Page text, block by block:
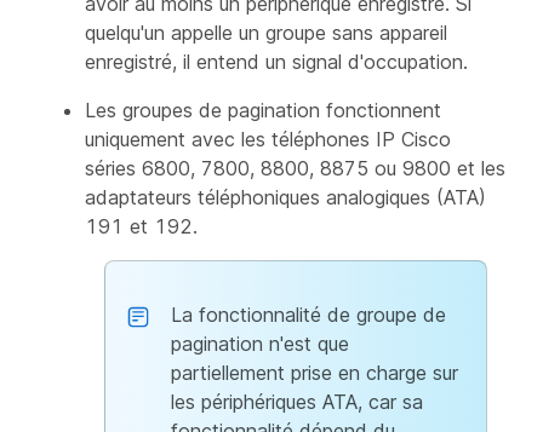
quelqu'un appelle un groupe sans appareil
enregistré, il entend un signal d'occupation.
Les groupes de pagination fonctionnent
uniquement avec les téléphones IP Cisco
séries 6800, 7800, 8800, 8875 ou 9800 et les
adaptateurs téléphoniques analogiques (ATA)
191 et 192.
La fonctionnalité de groupe de
pagination n'est que
partiellement prise en charge sur
les périphériques ATA, car sa